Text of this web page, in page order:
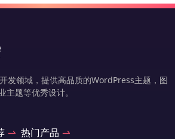
发领域，提供高品质的WordPress主题，图
主题等优秀设计。
热门产品